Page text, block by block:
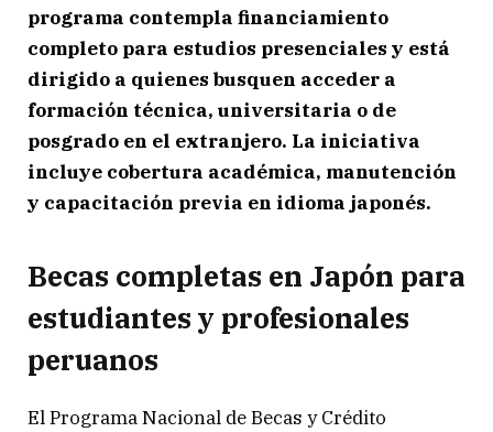
programa contempla financiamiento
completo para estudios presenciales y está
dirigido a quienes busquen acceder a
formación técnica, universitaria o de
posgrado en el extranjero. La iniciativa
incluye cobertura académica, manutención
y capacitación previa en idioma japonés.
Becas completas en Japón para
estudiantes y profesionales
peruanos
El Programa Nacional de Becas y Crédito